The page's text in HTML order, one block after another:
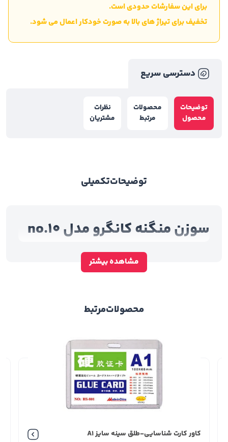
برای این سفارشات حدودی است.
تخفیف برای تیراژ های بالا به صورت خودکار اعمال می شود.
دسترسی سریع
توضیحات
محصول
محصولات
مرتبط
نظرات
مشتریان
توضیحاتتکمیلی
سوزن منگنه کانگرو مدل no.10
مشاهده بیشتر
محصولاتمرتبط
کاور کارت شناسایی-طلق سینه سایز A6